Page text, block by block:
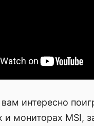
интересно
мониторах MSI,